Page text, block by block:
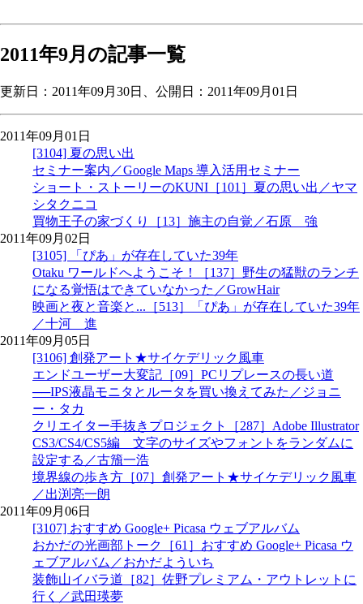
2011年9月の記事一覧
更新日： 2011年09月30日 、公開日：2011年09月01日
2011年09月01日
[3104] 夏の思い出
セミナー案内／Google Maps 導入活用セミナー
ショート・ストーリーのKUNI［101］夏の思い出／ヤマ
シタクニコ
買物王子の家づくり［13］施主の自覚／石原 強
2011年09月02日
[3105] 「ぴあ」が存在していた39年
Otaku ワールドへようこそ！［137］野生の猛獣のランチ
になる覚悟はできていなかった／GrowHair
映画と夜と音楽と...［513］「ぴあ」が存在していた39年
／十河 進
2011年09月05日
[3106] 創発アート★サイケデリック風車
エンドユーザー大変記［09］PCリプレースの長い道
──IPS液晶モニタとルータを買い換えてみた／ジョニ
ー・タカ
クリエイター手抜きプロジェクト［287］Adobe Illustrator
CS3/CS4/CS5編 文字のサイズやフォントをランダムに
設定する／古籏一浩
境界線の歩き方［07］創発アート★サイケデリック風車
／出渕亮一朗
2011年09月06日
[3107] おすすめ Google+ Picasa ウェブアルバム
おかだの光画部トーク［61］おすすめ Google+ Picasa ウ
ェブアルバム／おかだよういち
装飾山イバラ道［82］佐野プレミアム・アウトレットに
行く／武田瑛夢